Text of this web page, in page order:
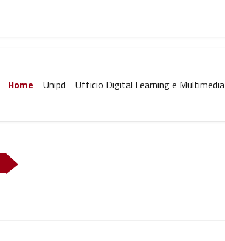
Home Unipd Ufficio Digital Learning e Multimedia